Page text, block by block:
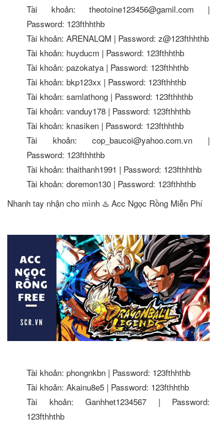
Tài khoản: theotoine123456@gamil.com |
Password: 123fthhthb
Tài khoản: ARENALQM | Password: z@123fthhthb
Tài khoản: huyducm | Password: 123fthhthb
Tài khoản: pazokatya | Password: 123fthhthb
Tài khoản: bkp123xx | Password: 123fthhthb
Tài khoản: samlathong | Password: 123fthhthb
Tài khoản: vanduy178 | Password: 123fthhthb
Tài khoản: knasiken | Password: 123fthhthb
Tài khoản: cop_baucoi@yahoo.com.vn |
Password: 123fthhthb
Tài khoản: thaithanh1991 | Password: 123fthhthb
Tài khoản: doremon130 | Password: 123fthhthb
Nhanh tay nhận cho mình ♨️ Acc Ngọc Rồng Miễn Phí
Tài khoản: phongnkbn | Password: 123fthhthb
Tài khoản: Akainu8e5 | Password: 123fthhthb
Tài khoản: Ganhhet1234567 | Password:
123fthhthb